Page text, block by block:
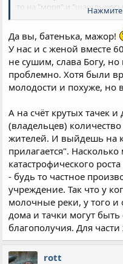
то на "моря" и "шашлыкосы
Да, все опускаются на
Судя по крутым тачкам и
Нажмите
Да вы, батенька, мажор!
У нас и с женой вместе
не сушим, слава Богу, но
проблемно. Хотя были
молодости и похуже, но
А на счёт крутых тачек
(владельцев)
жителей. И выйдешь на
прилагается".
катастрофического
- будь то частное
учреждение. Так что у
молочные реки, у того и
дома и тачки могут
благополучия. Для
rott